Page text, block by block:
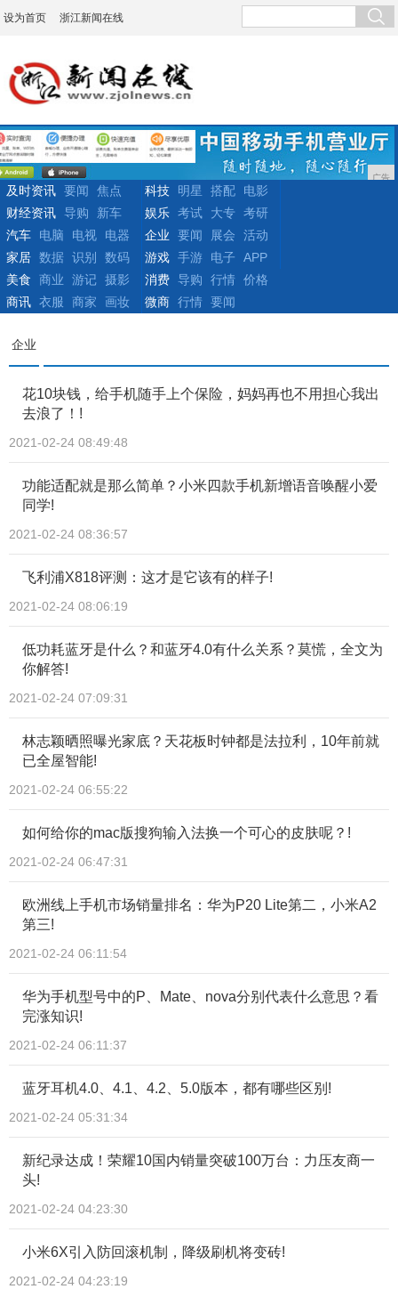
设为首页 浙江新闻在线
广告
及时资讯 要闻
焦点
财经资讯 导购 新车
科技 明星 搭配
电影
娱乐 考试 大专 考研
汽车
电脑 电视
电器
家居 数据 识别 数码
企业 要闻 展会
活动
游戏 手游 电子
APP
美食
商业 游记 摄影
商讯 衣服 商家 画妆
消费 导购 行情 价格
微商 行情 要闻
企业
花10块钱，给手机随手上个保险，妈妈再也不用担心我出
去浪了！!
2021-02-24 08:49:48
功能适配就是那么简单？小米四款手机新增语音唤醒小爱
同学!
2021-02-24 08:36:57
飞利浦X818评测：这才是它该有的样子!
2021-02-24 08:06:19
低功耗蓝牙是什么？和蓝牙4.0有什么关系？莫慌，全文为
你解答!
2021-02-24 07:09:31
林志颖晒照曝光家底？天花板时钟都是法拉利，10年前就
已全屋智能!
2021-02-24 06:55:22
如何给你的mac版搜狗输入法换一个可心的皮肤呢？!
2021-02-24 06:47:31
欧洲线上手机市场销量排名：华为P20 Lite第二，小米A2
第三!
2021-02-24 06:11:54
华为手机型号中的P、Mate、nova分别代表什么意思？看
完涨知识!
2021-02-24 06:11:37
蓝牙耳机4.0、4.1、4.2、5.0版本，都有哪些区别!
2021-02-24 05:31:34
新纪录达成！荣耀10国内销量突破100万台：力压友商一
头!
2021-02-24 04:23:30
小米6X引入防回滚机制，降级刷机将变砖!
2021-02-24 04:23:19